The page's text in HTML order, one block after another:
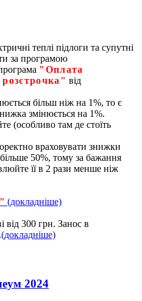
теплі підлоги та супутні
за програмою
"Оплата
від
більш ніж на 1%, то є
змінюється на 1%.
(особливо там де стоїть
враховувати знижки
50%, тому за бажання
її в 2 рази менше ніж
(докладніше)
від 300 грн. Занос в
(докладніше)
2024